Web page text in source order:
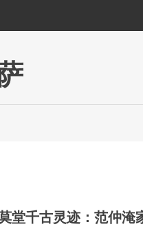
堂千古灵迹：范仲淹